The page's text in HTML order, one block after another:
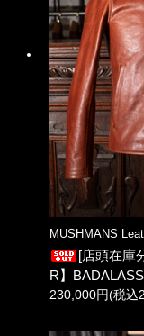
MUSHMANS
[店頭在庫
R】
230,000円(税込